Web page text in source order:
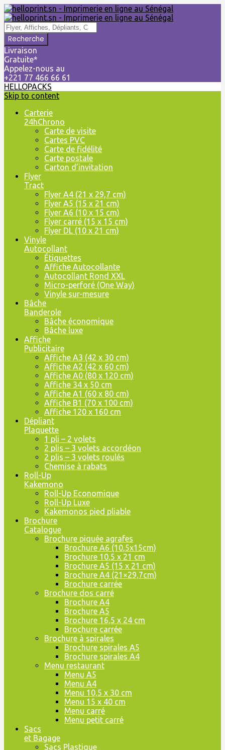
Livraison
Gratuite*
Appelez-nous au
+221 77 466 66 61
HELLOPACKS
Skip to content
Carterie
24hChrono
Carte de visite
Cartes PVC
Carte de fidélité
Carte postale
Carton d’invitation
Flyer
Tract
Flyer A4 (21 x 29,7 cm)
Flyer A5 (15 x 21 cm)
Flyer A6 (10 x 15 cm)
Flyer carré (15 x 15 cm)
Flyer DL (10 x 21 cm)
Vinyle
Autocollant
Étiquettes
Affiche Autocollante
Autocollant Rond XXL
Micro-perforé (One Way)
Vinyle sur-mesure
Bâche
Banderole
Bâche économique
Bâche luxe
Affiche
Publicitaire
Affiche A3 (42 x 30 cm)
Affiche A2 (42 x 60 cm)
Affiche A0 (80 x 120 cm)
Affiche 34 x 50 cm
Affiche A1 (60 x 80 cm)
Affiche B1 (70 x 100 cm)
Affiche 120 x 160 cm
Dépliant
Plaquette
1 pli – 2 volets
2 plis – 3 volets accordéon
2 plis – 3 volets roulés
Chemise à rabats
Roll-Up
Kakemono
Roll-Up Economique
Roll-Up Luxe
Kakemonos pied pliable
Brochure
Catalogue
Brochure piquée agrafes
Brochure A6 (10,5x15cm)
Brochure 10,5 x 21 cm
Brochure A5 (15 x 21 cm)
Brochure A4 (21×29,7cm)
Brochure carrée
Brochure dos carré
Brochure A4
Brochure A5
Brochure 16,5 x 24 cm
Brochure carrée
Brochure à spirales
Brochure spirales A5
Brochure spirales A4
Menu restaurant
Menu A5
Menu A4
Menu 10,5 x 30 cm
Menu 15 x 40 cm
Menu carré
Menu petit carré
Sacs
et Bagage
Sacs Plastique